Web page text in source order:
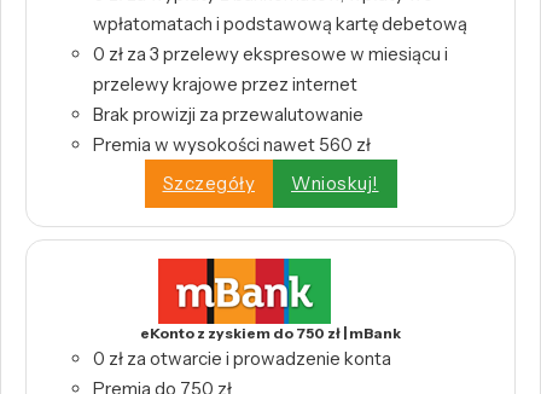
wpłatomatach i podstawową kartę debetową
0 zł za 3 przelewy ekspresowe w miesiącu i
przelewy krajowe przez internet
Brak prowizji za przewalutowanie
Premia w wysokości nawet 560 zł
Szczegóły
Wnioskuj!
eKonto z zyskiem do 750 zł | mBank
0 zł za otwarcie i prowadzenie konta
Premia do 750 zł